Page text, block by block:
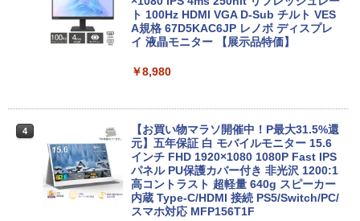
保証｜Core i3 第8世代｜中古ノートパソ
コン Windows11 office付き｜中古ノー
トパソコン 15.6 テンキー付き｜ノートパ
ソコンWindows11 第8世代
【今だけ】全品ポイント10倍 お買い物マ
ラソン★8/4～8/11★中古パソコン ノー
トPC NEC VersaPro VX-4 PC-VKT16XZ
G4 Core i5 8250U メモリ8GB / 16GB 中
古SSD 2.5インチ128GB / 256GB / 512G
2画面出力 デスクトップPC みにpc 省エ
ネ オフィス高速起動 省電力 静音設計
応】Dell OptiPlex 3070 SFF/第9世代 Co
re i5/メモリ:8GB/16GB/32GB/SSD:256
GB/512GB/1TB/USB 3.1/DP/HDMI/Wi-fi/
2画面出力/Windows11/Windows10/Offi
ce/中古 デスクトップ デスクトップPC
￥37,800
ト 100Hz HDMI VGA D-Sub チルト VES
A規格 67D5KAC6JP レノボ ディスプレ
イ 液晶モニター 【展示品特価】
￥8,980
4
【お買い物マラソ開催中！P最大31.5%還
元】五年保証 白 モバイルモニター 15.6
インチ FHD 1920×1080 1080P Fast IPS
パネル PU保護カバー付き 非光沢 1200:1
高コントラスト 超軽量 640g スピーカー
内蔵 Type-C/HDMI 接続 PS5/Switch/PC/
スマホ対応 MFP156T1F